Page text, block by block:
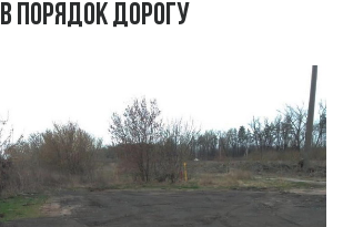
в порядок дорогу